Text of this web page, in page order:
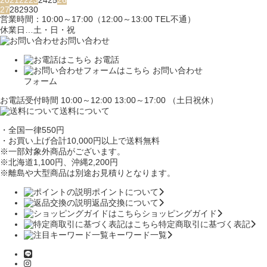
27282930
営業時間：10:00～17:00（12:00～13:00 TEL不通）
休業日…土・日・祝
お問い合わせ
お電話
お問い合わせ
フォーム
お電話受付時間 10:00～12:00 13:00～17:00 （土日祝休）
送料について
・全国一律550円
・お買い上げ合計10,000円 以上で送料無料
※一部対象外商品がございます。
※北海道1,100円、沖縄2,200円
※離島や大型商品は別途お見積りとなります。
ポイントについて
返品交換について
ショッピングガイド
特定商取引に基づく表記
キーワード一覧